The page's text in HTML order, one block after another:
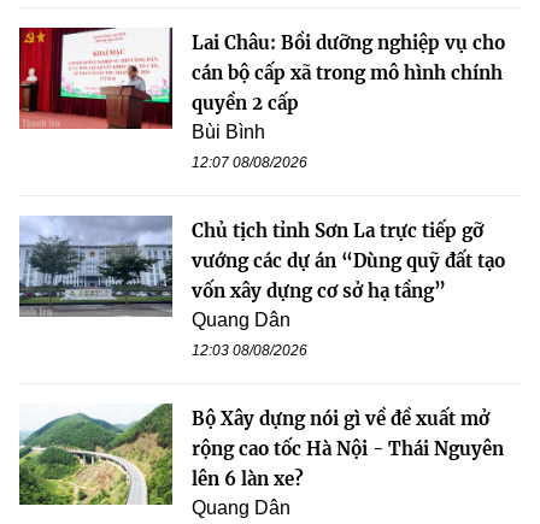
Lai Châu: Bồi dưỡng nghiệp vụ cho
cán bộ cấp xã trong mô hình chính
quyền 2 cấp
Bùi Bình
12:07 08/08/2026
Chủ tịch tỉnh Sơn La trực tiếp gỡ
vướng các dự án “Dùng quỹ đất tạo
vốn xây dựng cơ sở hạ tầng”
Quang Dân
12:03 08/08/2026
Bộ Xây dựng nói gì về đề xuất mở
rộng cao tốc Hà Nội - Thái Nguyên
lên 6 làn xe?
Quang Dân